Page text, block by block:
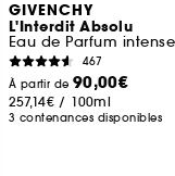
GIVENCHY
L'Interdit Absolu
467
À partir de 90,00€
257,14€ / 100ml
3 contenances disponibles